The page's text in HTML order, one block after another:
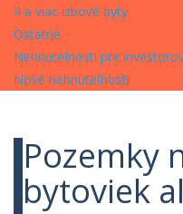
4 a viac izbové byty
Ostatné
Nehnuteľnosti pre
Nové nehnuteľnosti
Pozemky
bytoviek